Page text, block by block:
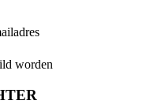
worden